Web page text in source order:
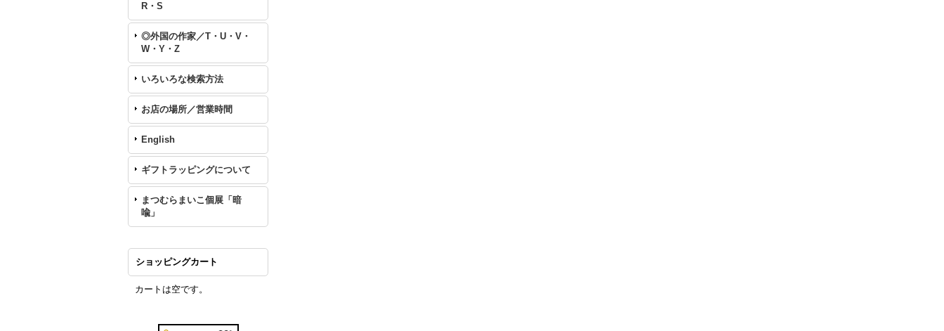
R・S
◎外国の作家／T・U・V・
W・Y・Z
いろいろな検索方法
お店の場所／営業時間
English
ギフトラッピングについて
まつむらまいこ個展「暗
喩」
ショッピングカート
カートは空です。